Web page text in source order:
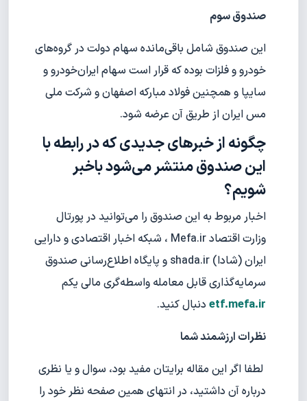
صندوق سوم
این صندوق شامل باقی‌مانده سهام دولت در گروه‌های
خودرو و فلزات بوده که قرار است سهام ایران‌خودرو و
سایپا و همچنین فولاد مبارکه اصفهان و شرکت ملی
مس ایران از طریق آن عرضه شود.
چگونه از خبرهای جدیدی که در رابطه با
این صندوق منتشر می‌شود با‌خبر
شویم؟
اخبار مربوط به این صندوق را می‌توانید در پورتال
وزارت اقتصاد Mefa.ir ، شبکه اخبار اقتصادی و دارایی
ایران (شادا) shada.ir و پایگاه اطلاع‌رسانی صندوق
سرمایه‌گذاری قابل معامله واسطه‌گری مالی یکم
etf.mefa.ir دنبال کنید.
نظرات ارزشمند شما
لطفا اگر این مقاله برایتان مفید بود، سوال و یا نظری
درباره آن داشتید، در انتهای همین صفحه نظر خود را